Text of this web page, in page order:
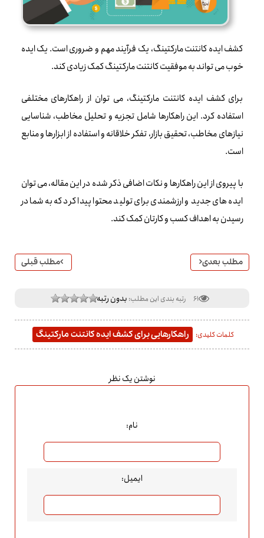
کشف ایده کانتنت مارکتینگ، یک فرآیند مهم و ضروری است. یک ایده
خوب می تواند به موفقیت کانتنت مارکتینگ کمک زیادی کند.
برای کشف ایده کانتنت مارکتینگ، می توان از راهکارهای مختلفی
استفاده کرد. این راهکارها شامل تجزیه و تحلیل مخاطب، شناسایی
نیازهای مخاطب، تحقیق بازار، تفکر خلاقانه و استفاده از ابزارها و منابع
است.
با پیروی از این راهکارها و نکات اضافی ذکر شده در این مقاله، می توان
ایده های جدید و ارزشمندی برای تولید محتوا پیدا کرد که به شما در
رسیدن به اهداف کسب و کارتان کمک کند.
مطلب قبلی مطلب بعدی
61 رتبه بندی این مطلب: بدون رتبه
کلمات کلیدی: راهکارهایی برای کشف ایده کانتنت مارکتینگ
نوشتن یک نظر
نام:
ایمیل: